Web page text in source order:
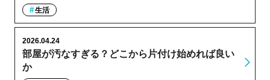
生活
部屋が汚なすぎる？どこから片付け始めれば良い
か
2026.04.24